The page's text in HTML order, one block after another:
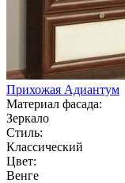
Прихожая Адиантум
Материал фасада:
Зеркало
Стиль:
Классический
Цвет:
Венге